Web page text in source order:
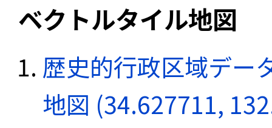
ベクトルタイル地図
歴史的行政区域デー
地図 (34.627711,